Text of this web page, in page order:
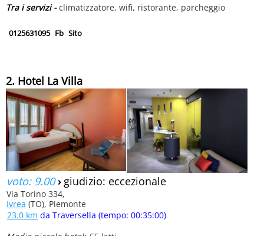
Tra i servizi -climatizzatore, wifi, ristorante, parcheggio
0125631095 Fb Sito
2. Hotel La Villa
voto: 9.00› giudizio: eccezionale
Via Torino 334,
Ivrea (TO), Piemonte
23.0 km da Traversella (tempo: 00:35:00)